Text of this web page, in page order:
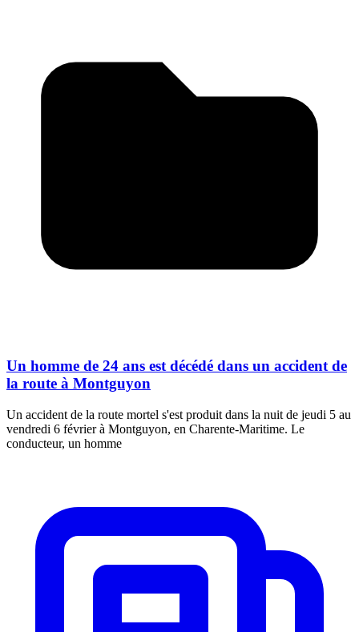
Un homme de 24 ans est décédé dans un accident de
la route à Montguyon
Un accident de la route mortel s'est produit dans la nuit de jeudi 5 au
vendredi 6 février à Montguyon, en Charente-Maritime. Le
conducteur, un homme